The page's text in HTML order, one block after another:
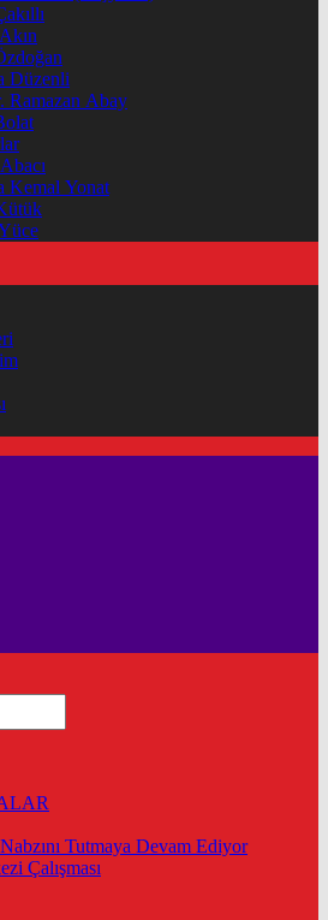
Düzenli
Ramazan Abay
Kemal Yonat
Tutmaya Devam Ediyor
Çalışması